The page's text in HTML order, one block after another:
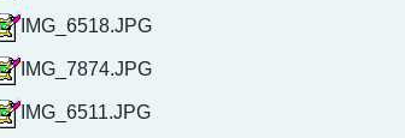
IMG_6518.JPG
IMG_7874.JPG
IMG_6511.JPG